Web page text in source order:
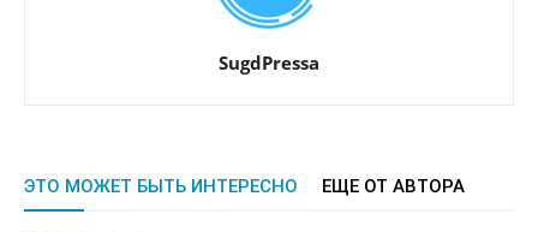
SugdPressa
ЭТО МОЖЕТ БЫТЬ ИНТЕРЕСНО ЕЩЕ ОТ АВТОРА